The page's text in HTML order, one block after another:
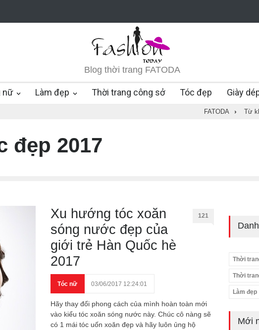
Blog thời trang FATODA
nữ Làm đẹp Thời trang công sở Tóc đẹp Giày
FATODA › Từ
đẹp 2017
Xu hướng tóc xoăn
sóng nước đẹp của
giới trẻ Hàn Quốc hè
2017
121
Tóc nữ 03/06/2017 12:24:01
Hãy thay đổi phong cách của mình hoàn toàn mới
vào kiểu tóc xoăn sóng nước này. Chúc cô nàng sẽ
có 1 mái tóc uốn xoăn đẹp và hãy luôn ủng hộ
Thời
Thời
Làm đẹp
Mới